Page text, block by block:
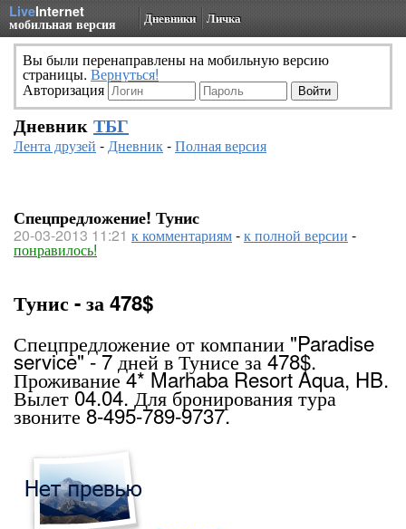
LiveInternet
мобильная версия Дневники Личка
Вы были перенаправлены на мобильную версию
страницы. Вернуться!
Авторизация
Дневник ТБГ
Лента друзей -Дневник-Полная версия
Спецпредложение! Тунис
20-03-2013 11:21 к комментариям-к полной версии -
понравилось!
Тунис - за 478$
Спецпредложение от компании "Paradise
service" - 7 дней в Тунисе за 478$.
Проживание 4* Marhaba Resort Aqua, HB.
Вылет 04.04. Для бронирования тура
звоните 8-495-789-9737.